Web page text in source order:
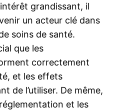
grandissant, il
un acteur clé dans
soins de santé.
que les
correctement
et les effets
de l’utiliser. De même,
et les